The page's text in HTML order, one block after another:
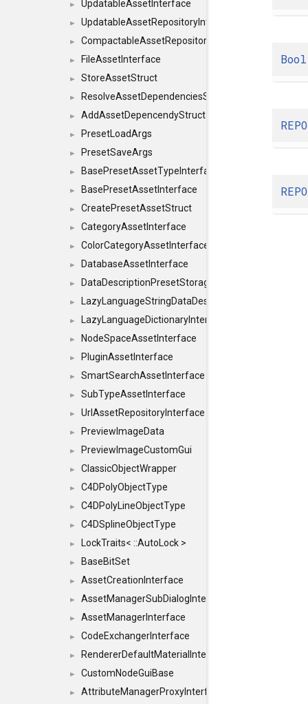
► UpdatableAssetInterface
► UpdatableAssetRepositoryInterface
► CompactableAssetRepositoryInterface
► FileAssetInterface
► StoreAssetStruct
► ResolveAssetDependenciesStruct
► AddAssetDepencendyStruct
► PresetLoadArgs
► PresetSaveArgs
► BasePresetAssetTypeInterface
► BasePresetAssetInterface
► CreatePresetAssetStruct
► CategoryAssetInterface
► ColorCategoryAssetInterface
► DatabaseAssetInterface
► DataDescriptionPresetStorageInterface
►
► LazyLanguageDictionaryInterface
► NodeSpaceAssetInterface
► PluginAssetInterface
► SmartSearchAssetInterface
► SubTypeAssetInterface
► UrlAssetRepositoryInterface
► PreviewImageData
► PreviewImageCustomGui
► ClassicObjectWrapper
► C4DPolyObjectType
► C4DPolyLineObjectType
► C4DSplineObjectType
► LockTraits< ::AutoLock >
► BaseBitSet
► AssetCreationInterface
► AssetManagerSubDialogInterface
► AssetManagerInterface
► CodeExchangerInterface
► RendererDefaultMaterialInterface
► CustomNodeGuiBase
► AttributeManagerProxyInterface
Bool